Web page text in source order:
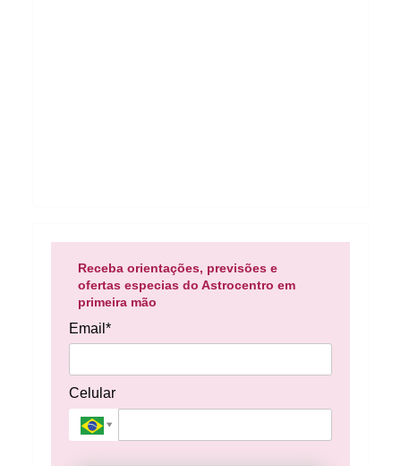
Receba orientações, previsões e
ofertas especias do Astrocentro em
primeira mão
Email*
Celular